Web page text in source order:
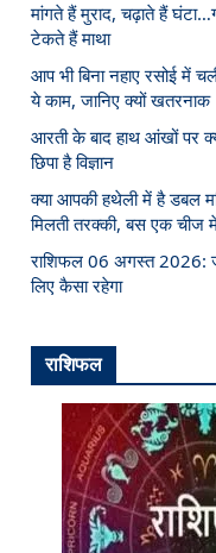
मांगते हैं मुराद, चढ़ाते हैं
टेकते हैं माथा
आप भी बिना नहाए रसोई में
ये काम, जानिए क्यों खतरनाक
आरती के बाद हाथ आंखों पर
छिपा है विज्ञान
क्या आपकी हथेली में है डबल
मिलती तरक्की, बस एक चीज
राशिफल 06 अगस्त 2026:
लिए कैसा रहेगा
राशिफल